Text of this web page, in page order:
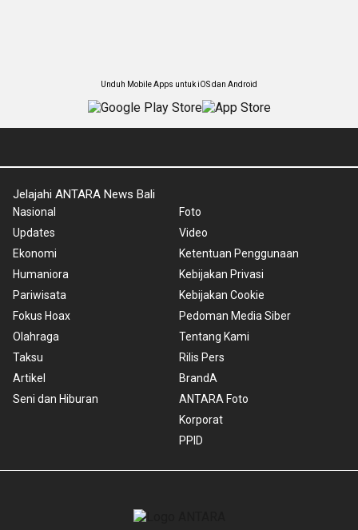
Unduh Mobile Apps untuk iOS dan Android
Jelajahi ANTARA News Bali
Nasional
Updates
Ekonomi
Humaniora
Pariwisata
Fokus Hoax
Olahraga
Taksu
Artikel
Seni dan Hiburan
Foto
Video
Ketentuan Penggunaan
Kebijakan Privasi
Kebijakan Cookie
Pedoman Media Siber
Tentang Kami
Rilis Pers
BrandA
ANTARA Foto
Korporat
PPID